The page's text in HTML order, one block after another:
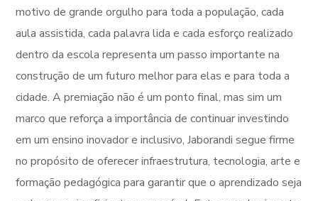
motivo de grande orgulho para toda a população, cada
aula assistida, cada palavra lida e cada esforço realizado
dentro da escola representa um passo importante na
construção de um futuro melhor para elas e para toda a
cidade. A premiação não é um ponto final, mas sim um
marco que reforça a importância de continuar investindo
em um ensino inovador e inclusivo, Jaborandi segue firme
no propósito de oferecer infraestrutura, tecnologia, arte e
formação pedagógica para garantir que o aprendizado seja